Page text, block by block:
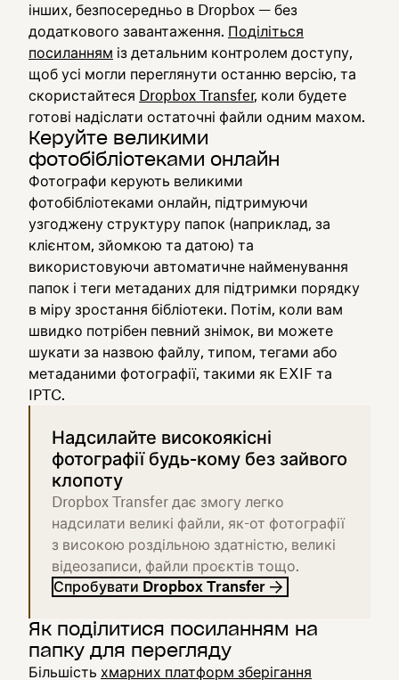
інших, безпосередньо в Dropbox — без
додаткового завантаження. Поділіться
посиланням із детальним контролем доступу,
щоб усі могли переглянути останню версію, та
скористайтеся Dropbox Transfer, коли будете
готові надіслати остаточні файли одним махом.
Керуйте великими
фотобібліотеками онлайн
Фотографи керують великими
фотобібліотеками онлайн, підтримуючи
узгоджену структуру папок (наприклад, за
клієнтом, зйомкою та датою) та
використовуючи автоматичне найменування
папок і теги метаданих для підтримки порядку
в міру зростання бібліотеки. Потім, коли вам
швидко потрібен певний знімок, ви можете
шукати за назвою файлу, типом, тегами або
метаданими фотографії, такими як EXIF ​​та
IPTC.
Надсилайте високоякісні
фотографії будь-кому без зайвого
клопоту
Dropbox Transfer дає змогу легко
надсилати великі файли, як-от фотографії
з високою роздільною здатністю, великі
відеозаписи, файли проєктів тощо.
Спробувати Dropbox Transfer
Як поділитися посиланням на
папку для перегляду
Більшість хмарних платформ зберігання